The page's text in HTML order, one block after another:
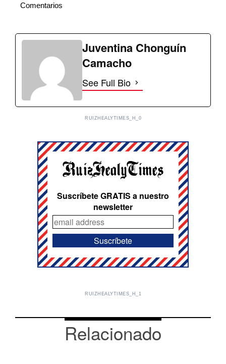
Comentarios
Juventina Chonguín
Camacho
See Full Bio
RUIZHEALYTIMES_H_0
Suscríbete GRATIS a nuestro
newsletter
RUIZHEALYTIMES_H_1
Relacionado